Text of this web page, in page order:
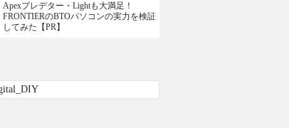
Apexプレデター・Lightも大満足！
FRONTIERのBTOパソコンの実力を検証
してみた【PR】